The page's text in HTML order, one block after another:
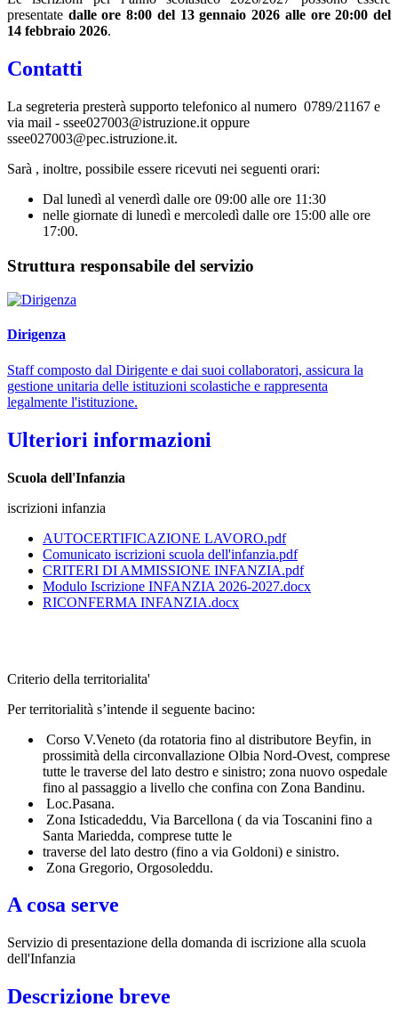
presentate dalle ore 8:00 del 13 gennaio 2026 alle ore 20:00 del
14 febbraio 2026.
Contatti
La segreteria presterà supporto telefonico al numero 0789/21167 e
via mail - ssee027003@istruzione.it oppure
ssee027003@pec.istruzione.it.
Sarà , inoltre, possibile essere ricevuti nei seguenti orari:
Dal lunedì al venerdì dalle ore 09:00 alle ore 11:30
nelle giornate di lunedì e mercoledì dalle ore 15:00 alle ore
17:00.
Struttura responsabile del servizio
Dirigenza
Staff composto dal Dirigente e dai suoi collaboratori, assicura la
gestione unitaria delle istituzioni scolastiche e rappresenta
legalmente l'istituzione.
Ulteriori informazioni
Scuola dell'Infanzia
iscrizioni infanzia
AUTOCERTIFICAZIONE LAVORO.pdf
Comunicato iscrizioni scuola dell'infanzia.pdf
CRITERI DI AMMISSIONE INFANZIA.pdf
Modulo Iscrizione INFANZIA 2026-2027.docx
RICONFERMA INFANZIA.docx
Criterio della territorialita'
Per territorialità s’intende il seguente bacino:
Corso V.Veneto (da rotatoria fino al distributore Beyfin, in
prossimità della circonvallazione Olbia Nord-Ovest, comprese
tutte le traverse del lato destro e sinistro; zona nuovo ospedale
fino al passaggio a livello che confina con Zona Bandinu.
Loc.Pasana.
Zona Isticadeddu, Via Barcellona ( da via Toscanini fino a
Santa Mariedda, comprese tutte le
traverse del lato destro (fino a via Goldoni) e sinistro.
Zona Gregorio, Orgosoleddu.
A cosa serve
Servizio di presentazione della domanda di iscrizione alla scuola
dell'Infanzia
Descrizione breve